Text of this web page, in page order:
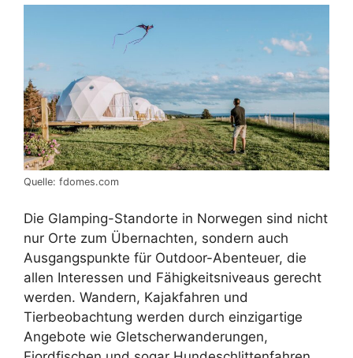
Quelle: fdomes.com
Die Glamping-Standorte in Norwegen sind nicht
nur Orte zum Übernachten, sondern auch
Ausgangspunkte für Outdoor-Abenteuer, die
allen Interessen und Fähigkeitsniveaus gerecht
werden. Wandern, Kajakfahren und
Tierbeobachtung werden durch einzigartige
Angebote wie Gletscherwanderungen,